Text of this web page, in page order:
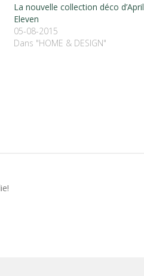
La nouvelle collection déco d’April
Eleven
05-08-2015
Dans "HOME & DESIGN"